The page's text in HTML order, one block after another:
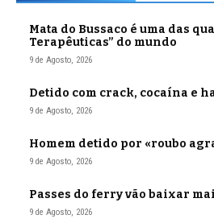
Mata do Bussaco é uma das
Terapêuticas” do mundo
9 de Agosto, 2026
Detido com crack, cocaína e
9 de Agosto, 2026
Homem detido por «roubo
9 de Agosto, 2026
Passes do ferry vão baixar
9 de Agosto, 2026